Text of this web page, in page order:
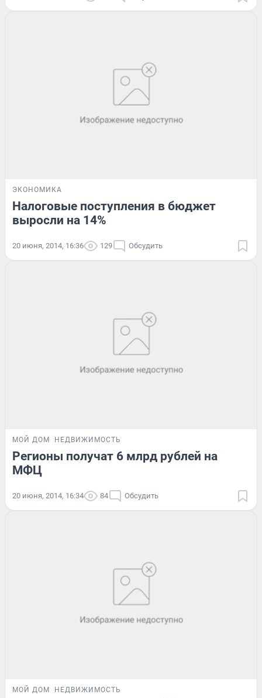
ЭКОНОМИКА
Налоговые поступления в бюджет
выросли на 14%
20 июня, 2014, 16:36 129 Обсудить
МОЙ ДОМ НЕДВИЖИМОСТЬ
Регионы получат 6 млрд рублей на
МФЦ
20 июня, 2014, 16:34 84 Обсудить
МОЙ ДОМ НЕДВИЖИМОСТЬ